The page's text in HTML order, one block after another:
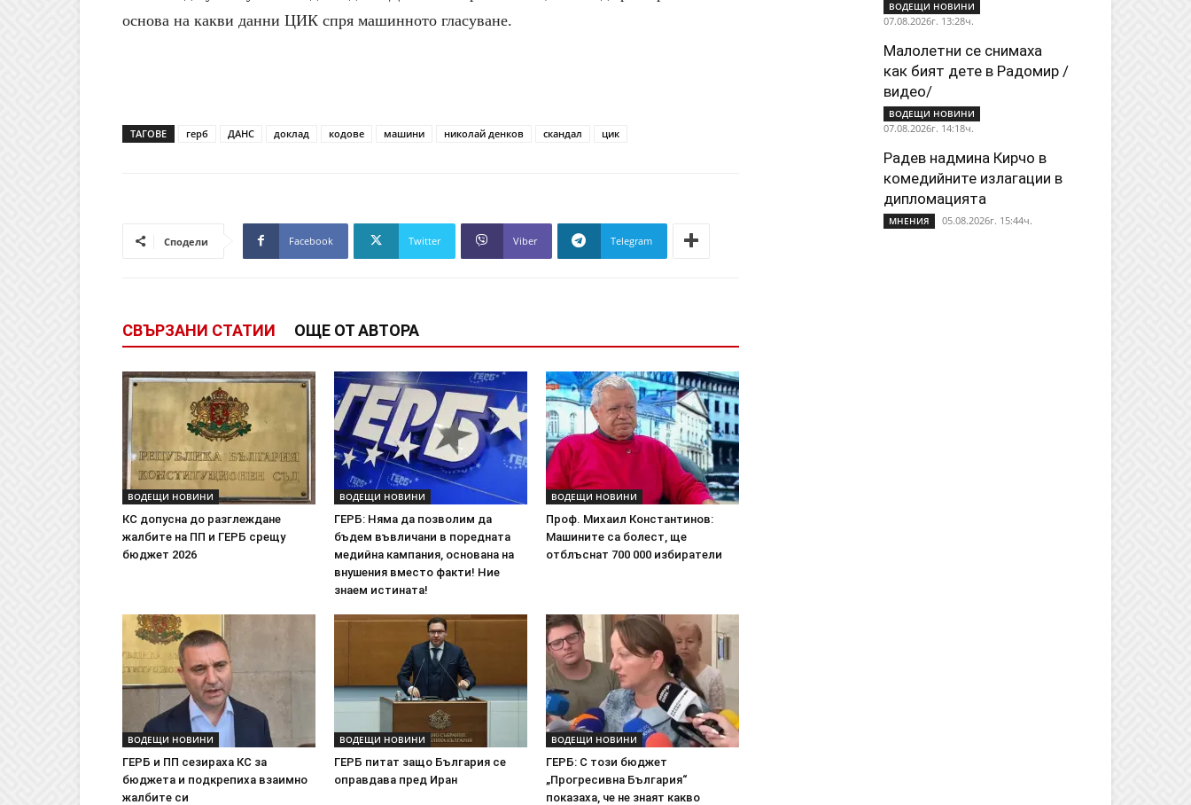
основа на какви данни ЦИК спря машинното гласуване.
ТАГОВЕ герб ДАНС доклад кодове машини николай денков скандал цик
Сподели Facebook Twitter Viber Telegram
СВЪРЗАНИ СТАТИИ ОЩЕ ОТ АВТОРА
ВОДЕЩИ НОВИНИ
КС допусна до разглеждане
жалбите на ПП и ГЕРБ срещу
бюджет 2026
ВОДЕЩИ НОВИНИ
ГЕРБ: Няма да позволим да
бъдем въвличани в поредната
медийна кампания, основана на
внушения вместо факти! Ние
знаем истината!
ВОДЕЩИ НОВИНИ
Проф. Михаил Константинов:
Машините са болест, ще
отблъснат 700 000 избиратели
ВОДЕЩИ НОВИНИ
ГЕРБ и ПП сезираха КС за
бюджета и подкрепиха взаимно
жалбите си
ВОДЕЩИ НОВИНИ
ГЕРБ питат защо България се
оправдава пред Иран
ВОДЕЩИ НОВИНИ
ГЕРБ: С този бюджет
„Прогресивна България“
показаха, че не знаят какво
ВОДЕЩИ НОВИНИ
07.08.2026г. 13:28ч.
Малолетни се снимаха
как бият дете в Радомир /
видео/
ВОДЕЩИ НОВИНИ
07.08.2026г. 14:18ч.
Радев надмина Кирчо в
комедийните излагации в
дипломацията
МНЕНИЯ 05.08.2026г. 15:44ч.